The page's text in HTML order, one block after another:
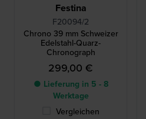
Festina
F20094/2
Chrono 39 mm Schweizer
Edelstahl-Quarz-
Chronograph
299,00 €
● Lieferung in 5 - 8
Werktage
Vergleichen